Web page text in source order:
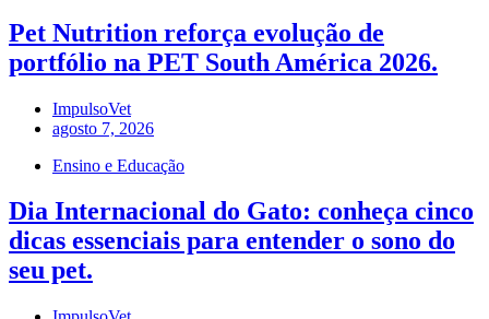
Pet Nutrition reforça evolução de
portfólio na PET South América 2026.
ImpulsoVet
agosto 7, 2026
Ensino e Educação
Dia Internacional do Gato: conheça cinco
dicas essenciais para entender o sono do
seu pet.